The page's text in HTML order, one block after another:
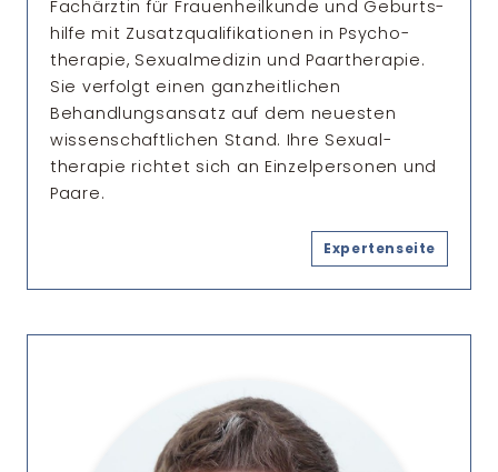
Fachärztin für Frauen­heilkunde und Geburts­
hilfe mit Zusatz­qualifikationen in Psycho­
therapie, Sexual­medizin und Paar­therapie.
Sie verfolgt einen ganz­heitlichen
Behandlungs­ansatz auf dem neuesten
wissen­schaftlichen Stand. Ihre Sexual­
therapie richtet sich an Einzel­personen und
Paare.
Expertenseite